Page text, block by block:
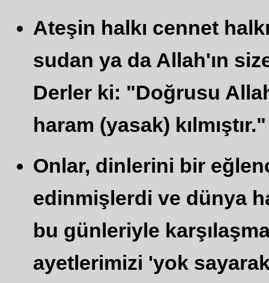
Ateşin halkı cennet
sudan ya da Allah'ın
Derler ki: "Doğrusu
haram (yasak)
Onlar, dinlerini bir
edinmişlerdi ve dünya
bu günleriyle
ayetlerimizi 'yok